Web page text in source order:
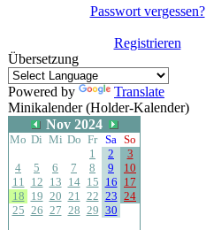
Passwort vergessen?
Registrieren
Übersetzung
Powered by
Translate
Minikalender (Holder-Kalender)
Nov 2024
Mo Di Mi Do Fr Sa So
1
2
3
4
5 6 7 8 9
10
11 12 13 14 15 16 17
18 19 20 21 22 23 24
25 26 27 28 29 30